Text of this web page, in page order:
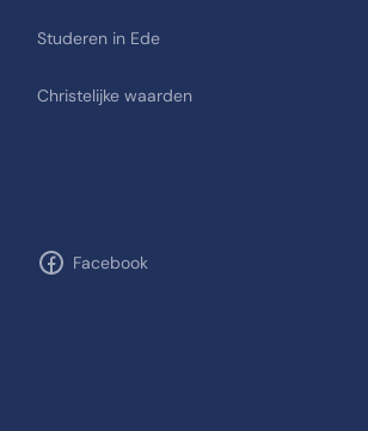
Studeren in Ede
Christelijke waarden
Facebook